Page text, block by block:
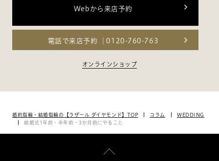
Webから来店予約
電話で来店予約 0120-760-763
オンラインショップ
婚約指輪・結婚指輪の【ラザール ダイヤモンド】TOP コラム
WEDDING
結婚式1年前・半年前・3か月前にやること